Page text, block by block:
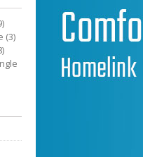
(3)